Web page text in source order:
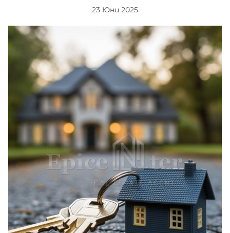
23 Юни 2025